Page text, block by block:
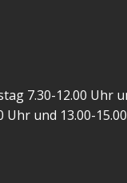
7.30-12.00 Uhr
Uhr und 13.00-